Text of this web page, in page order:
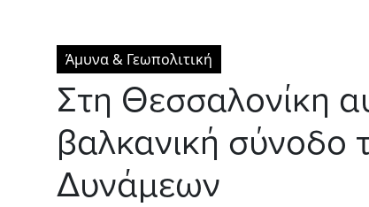
Άμυνα & Γεωπολιτική
Στη Θεσσαλονίκη
βαλκανική
Δυνάμεων